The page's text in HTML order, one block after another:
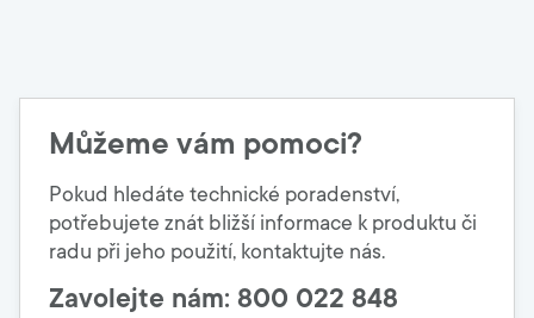
Můžeme vám pomoci?
Pokud hledáte technické poradenství,
potřebujete znát bližší informace k produktu či
radu při jeho použití, kontaktujte nás.
Zavolejte nám: 800 022 848